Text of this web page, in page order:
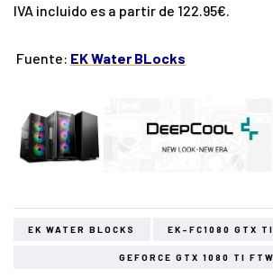
IVA incluido es a partir de 122.95€.
Fuente: EK Water BLocks
EK WATER BLOCKS EK-FC1080 GTX
GEFORCE GTX 1080 TI